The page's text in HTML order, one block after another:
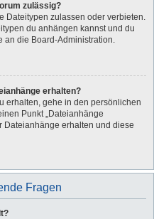
zulässig?
Dateitypen zulassen oder verbieten.
du anhängen kannst und du
an die Board-Administration.
erhalten?
erhalten, gehe in den persönlichen
Punkt „Dateianhänge
Dateianhänge erhalten und diese
Fragen